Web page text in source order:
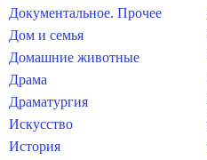
Документальное. Прочее
Дом и семья
Домашние животные
Драма
Драматургия
Искусство
История